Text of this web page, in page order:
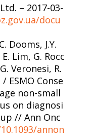
– 2017-03-
docu
Dooms, J.Y.
Lim, G. Rocc
Veronesi, R.
ESMO Conse
non-small
on diagnosi
// Ann Onc
annon